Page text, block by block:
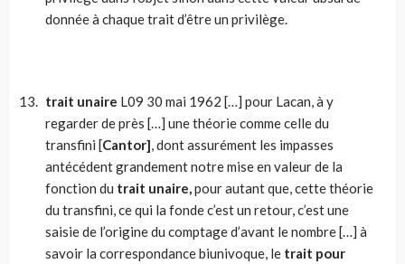
donnée à chaque trait d’être un privilège.
trait unaire L09 30 mai 1962 […] pour Lacan, à y
regarder de près […] une théorie comme celle du
transfini [Cantor], dont assurément les impasses
antécédent grandement notre mise en valeur de la
fonction du trait unaire,pour autant que, cette théorie
du transfini, ce qui la fonde c’est un retour, c’est une
saisie de l’origine du comptage d’avant le nombre […] à
savoir la correspondance biunivoque, le trait pour